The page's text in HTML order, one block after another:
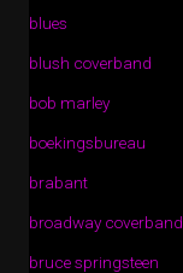
blues
blush coverband
bob marley
boekingsbureau
brabant
broadway coverband
bruce springsteen